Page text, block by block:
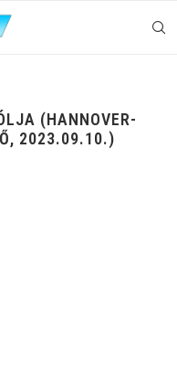
(HANNOVER-
2023.09.10.)